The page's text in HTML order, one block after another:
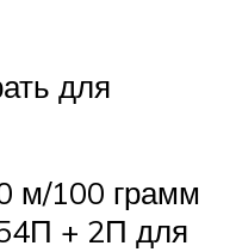
для
м/100 грамм
+ 2П для